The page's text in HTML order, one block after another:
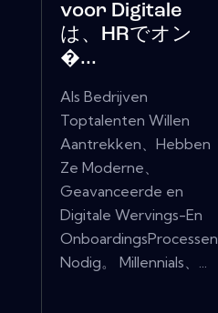
voor Digitale
は、HRでオン
�...
Als Bedrijven
Toptalenten Willen
Aantrekken、Hebben
Ze Moderne、
Geavanceerde en
Digitale Wervings-En
OnboardingsProcessen
Nodig。 Millennials、...